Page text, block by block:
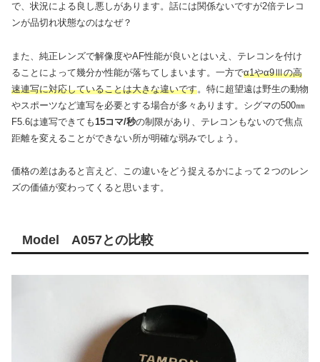
で、状況による良し悪しがあります。話には関係ないですが2倍テレコ
ンが品切れ状態なのはなぜ？
また、純正レンズで解像度やAF性能が良いとはいえ、テレコンを付け
ることによって幾分か性能が落ちてしまいます。一方でα1やα9Ⅲの高
速連写に対応していることは大きな違いです。特に超望遠は野生の動物
やスポーツなど連写を必要とする場合が多々あります。シグマの500㎜
F5.6は連写できても 15コマ/秒の制限があり、テレコンもないので焦点
距離を変えることができない所が明確な弱みでしょう。
価格の差はあると言えど、この違いをどう捉えるかによって２つのレン
ズの価値が変わってくると思います。
Model A057との比較